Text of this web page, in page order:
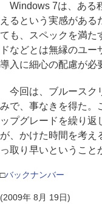
Windows 7は、ある
えるという実感がある
ても、スペックを満た
ドなどとは無縁のユー
導入に細心の配慮が必
今回は、ブルースク
みで、事なきを得た。
ップグレードを繰り返
が、かけた時間を考え
っ取り早いということ
□バックナンバー
(2009年 8月 19日)